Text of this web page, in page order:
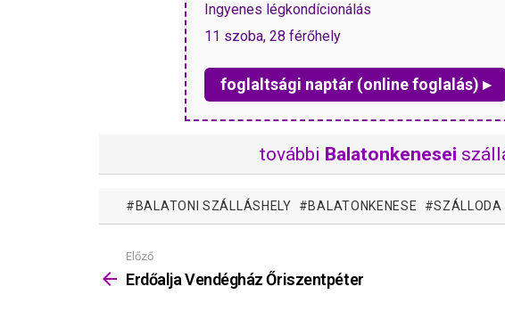
Ingyenes légkondícionálás
11 szoba, 28 férőhely
foglaltsági naptár (online foglalás) ▸
további Balatonkenesei
BALATONI SZÁLLÁSHELY BALATONKENESE SZÁLLODA
Mutass
többet
Előző
Erdőalja Vendégház Őriszentpéter